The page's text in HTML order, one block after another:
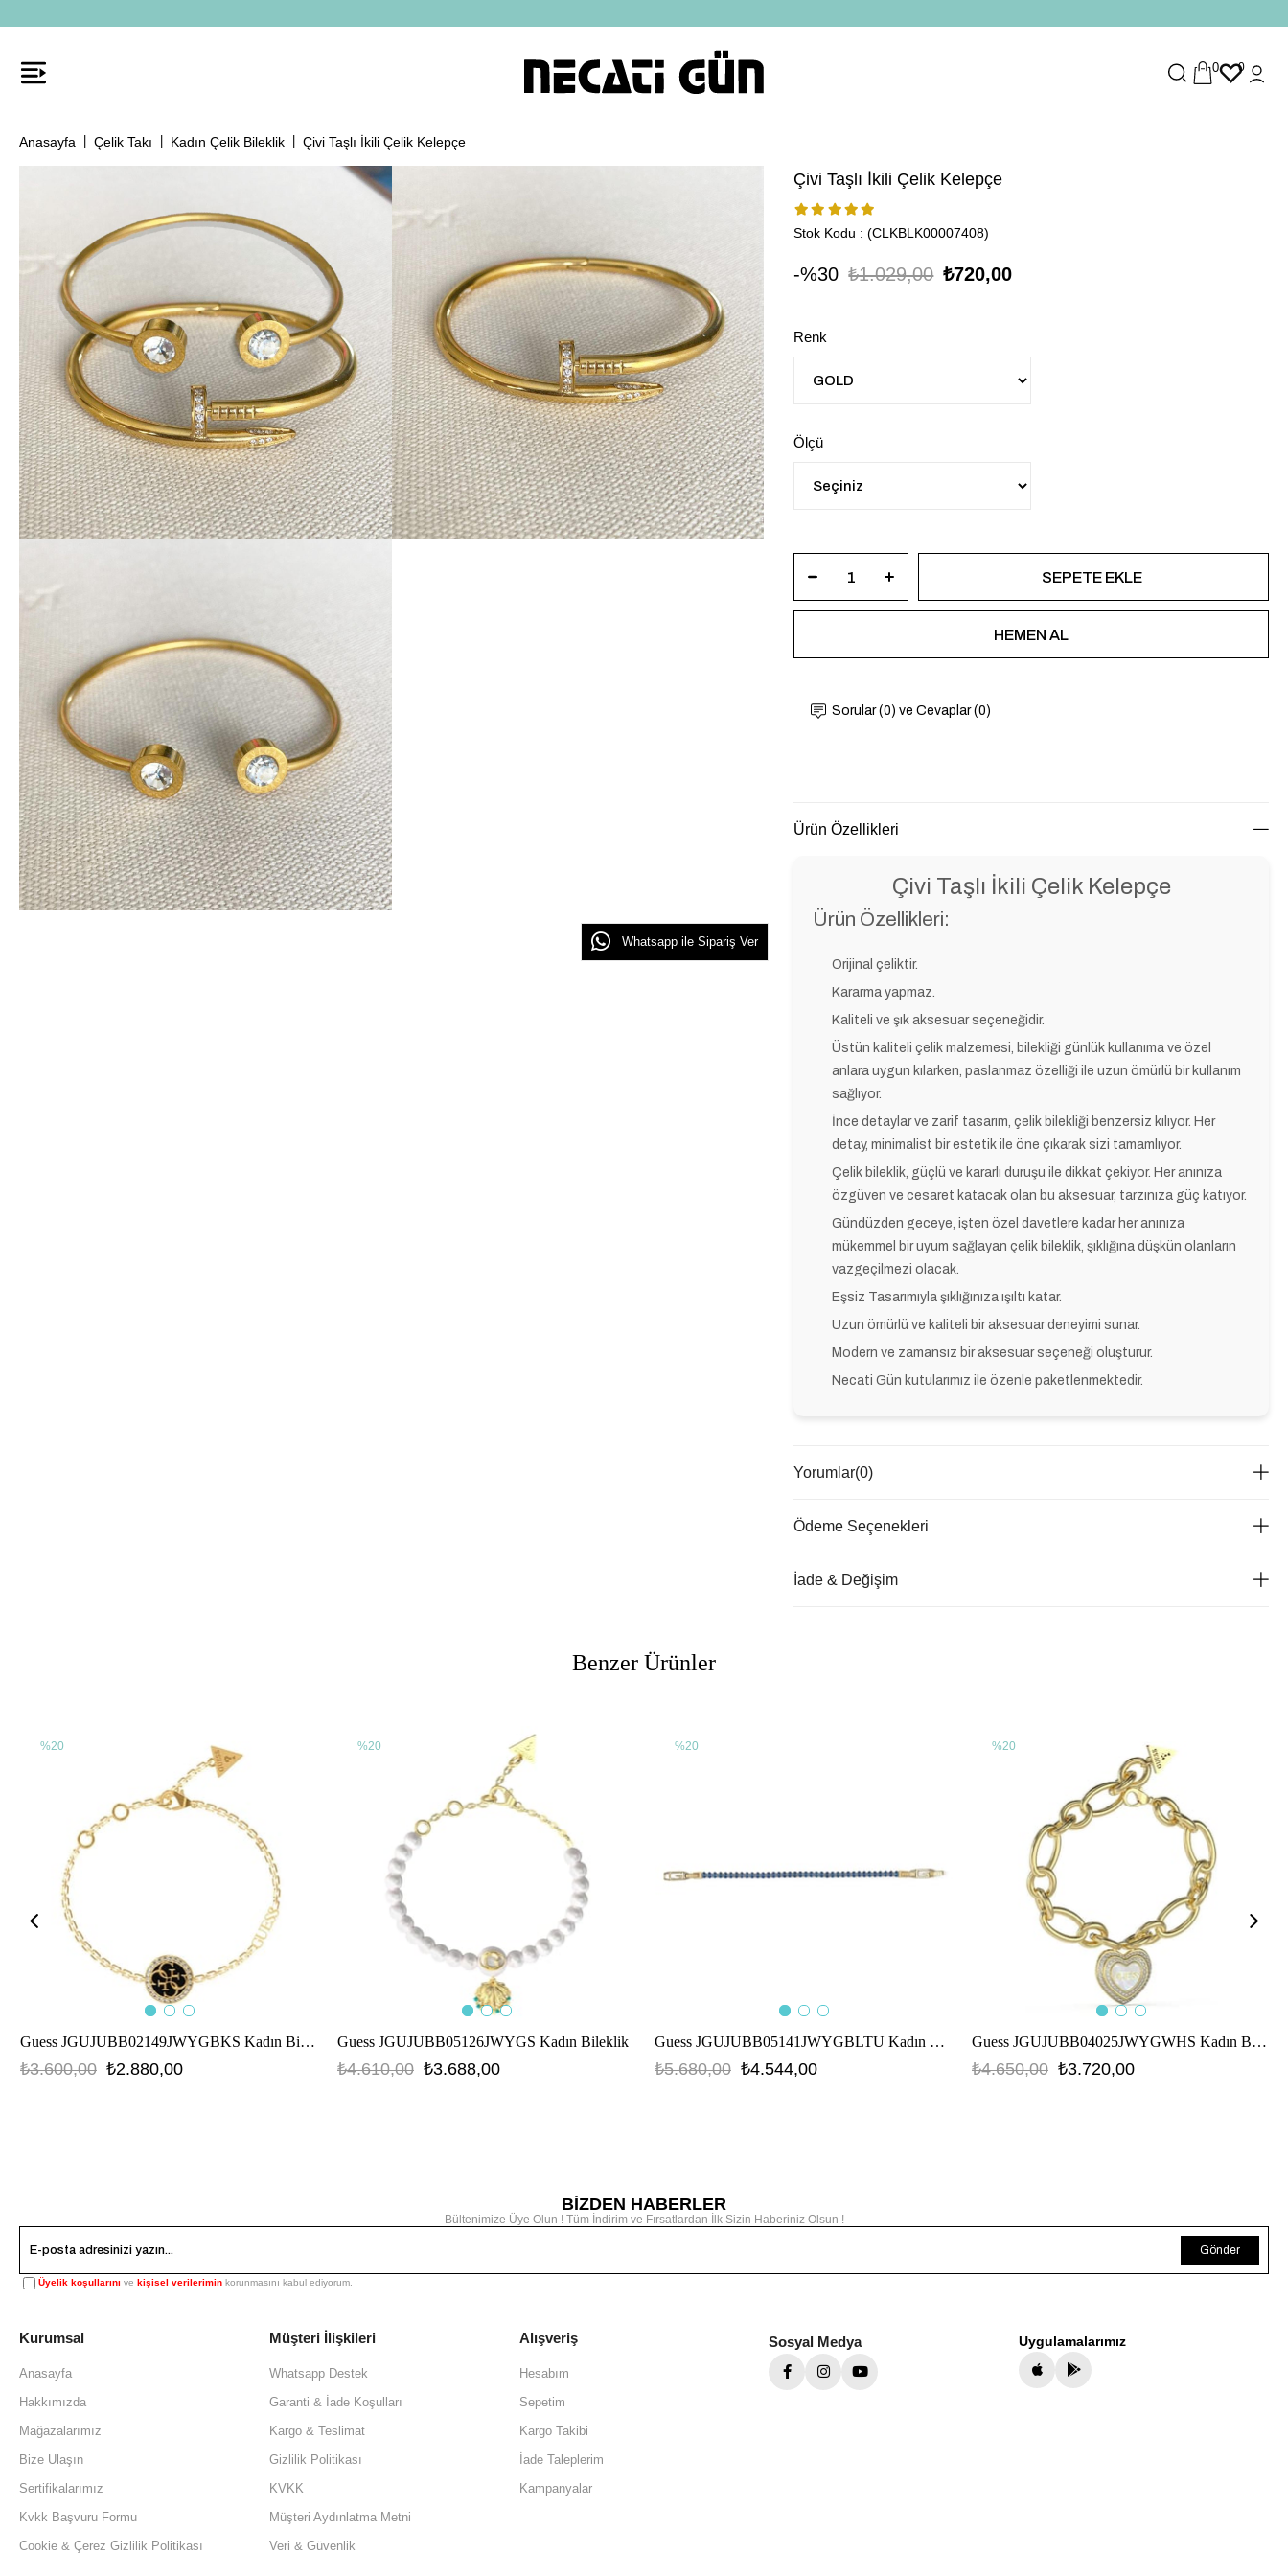
0 0
Anasayfa Çelik Takı Kadın Çelik Bileklik Çivi Taşlı İkili Çelik Kelepçe
Whatsapp ile Sipariş Ver
Çivi Taşlı İkili Çelik Kelepçe
Stok Kodu (CLKBLK00007408)
30 ₺1.029,00 ₺720,00
Renk
Ölçü
Sorular (0) ve Cevaplar (0)
Ürün Özellikleri
Çivi Taşlı İkili Çelik Kelepçe
Ürün Özellikleri:
Orijinal çeliktir.
Kararma yapmaz.
Kaliteli ve şık aksesuar seçeneğidir.
Üstün kaliteli çelik malzemesi, bilekliği günlük kullanıma ve özel
anlara uygun kılarken, paslanmaz özelliği ile uzun ömürlü bir kullanım
sağlıyor.
İnce detaylar ve zarif tasarım, çelik bilekliği benzersiz kılıyor. Her
detay, minimalist bir estetik ile öne çıkarak sizi tamamlıyor.
Çelik bileklik, güçlü ve kararlı duruşu ile dikkat çekiyor. Her anınıza
özgüven ve cesaret katacak olan bu aksesuar, tarzınıza güç katıyor.
Gündüzden geceye, işten özel davetlere kadar her anınıza
mükemmel bir uyum sağlayan çelik bileklik, şıklığına düşkün olanların
vazgeçilmezi olacak.
Eşsiz Tasarımıyla şıklığınıza ışıltı katar.
Uzun ömürlü ve kaliteli bir aksesuar deneyimi sunar.
Modern ve zamansız bir aksesuar seçeneği oluşturur.
Necati Gün kutularımız ile özenle paketlenmektedir.
Yorumlar(0)
Ödeme Seçenekleri
İade & Değişim
Benzer Ürünler
Guess JGUJUBB02149JWYGBKS Kadın Bileklik
₺2.880,00
₺3.600,00
%20
Guess JGUJUBB05126JWYGS Kadın Bileklik
₺3.688,00
₺4.610,00
%20
Guess JGUJUBB05141JWYGBLTU Kadın Bileklik
₺4.544,00
₺5.680,00
%20
Guess JGUJUBB04025JWYGWHS Kadın Bileklik
₺3.720,00
₺4.650,00
%20
BİZDEN HABERLER
Bültenimize Üye Olun ! Tüm İndirim ve Fırsatlardan İlk Sizin Haberiniz Olsun !
Gönder
Üyelik koşullarını ve kişisel verilerimin korunmasını kabul ediyorum.
Kurumsal
Anasayfa
Hakkımızda
Mağazalarımız
Bize Ulaşın
Sertifikalarımız
Kvkk Başvuru Formu
Cookie & Çerez Gizlilik Politikası
Müşteri İlişkileri
Whatsapp Destek
Garanti & İade Koşulları
Kargo & Teslimat
Gizlilik Politikası
KVKK
Müşteri Aydınlatma Metni
Veri & Güvenlik
Alışveriş
Hesabım
Sepetim
Kargo Takibi
İade Taleplerim
Kampanyalar
Sosyal Medya Uygulamalarımız